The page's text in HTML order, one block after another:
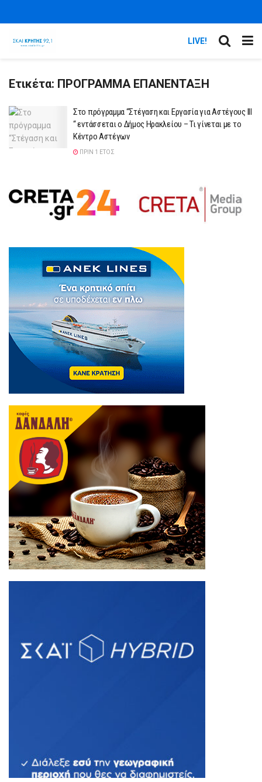
LIVE!
Ετικέτα: ΠΡΟΓΡΑΜΜΑ ΕΠΑΝΕΝΤΑΞΗ
Στο πρόγραμμα “Στέγαση και Εργασία για Αστέγους ΙΙΙ
“ εντάσσεται ο Δήμος Ηρακλείου – Τι γίνεται με το
Κέντρο Αστέγων
ΠΡΙΝ 1 ΈΤΟΣ